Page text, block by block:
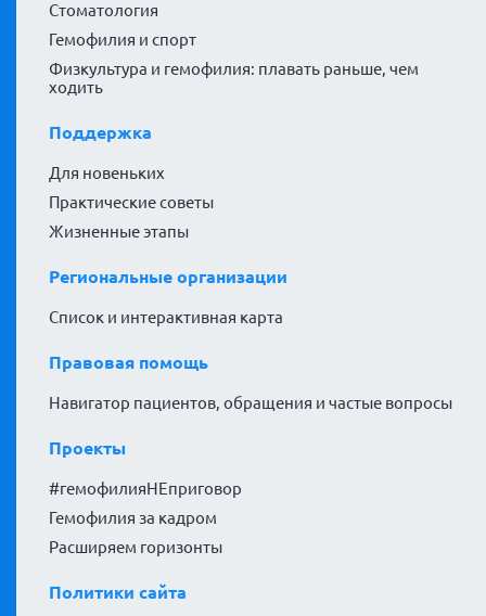
Стоматология
Гемофилия и спорт
Физкультура и гемофилия: плавать раньше, чем
ходить
Поддержка
Для новеньких
Практические советы
Жизненные этапы
Региональные организации
Список и интерактивная карта
Правовая помощь
Навигатор пациентов, обращения и частые вопросы
Проекты
#гемофилияНЕприговор
Гемофилия за кадром
Расширяем горизонты
Политики сайта